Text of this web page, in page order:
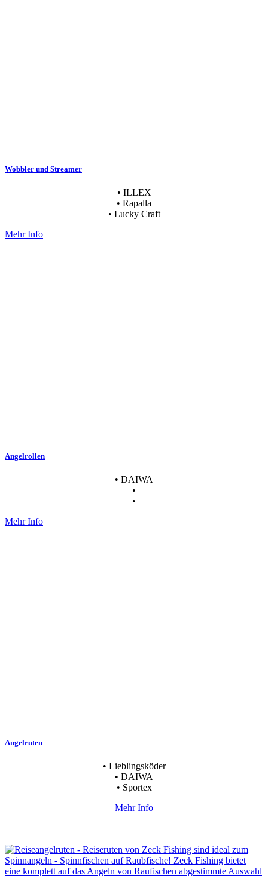
Wobbler und Streamer
• ILLEX
• Rapalla
• Lucky Craft
Mehr Info
Angelrollen
• DAIWA
•
•
Mehr Info
Angelruten
• Lieblingsköder
• DAIWA
• Sportex
Mehr Info